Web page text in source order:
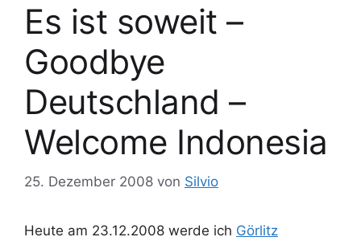
Es ist soweit –
Goodbye
Deutschland –
Welcome Indonesia
25. Dezember 2008 von Silvio
Heute am 23.12.2008 werde ich Görlitz